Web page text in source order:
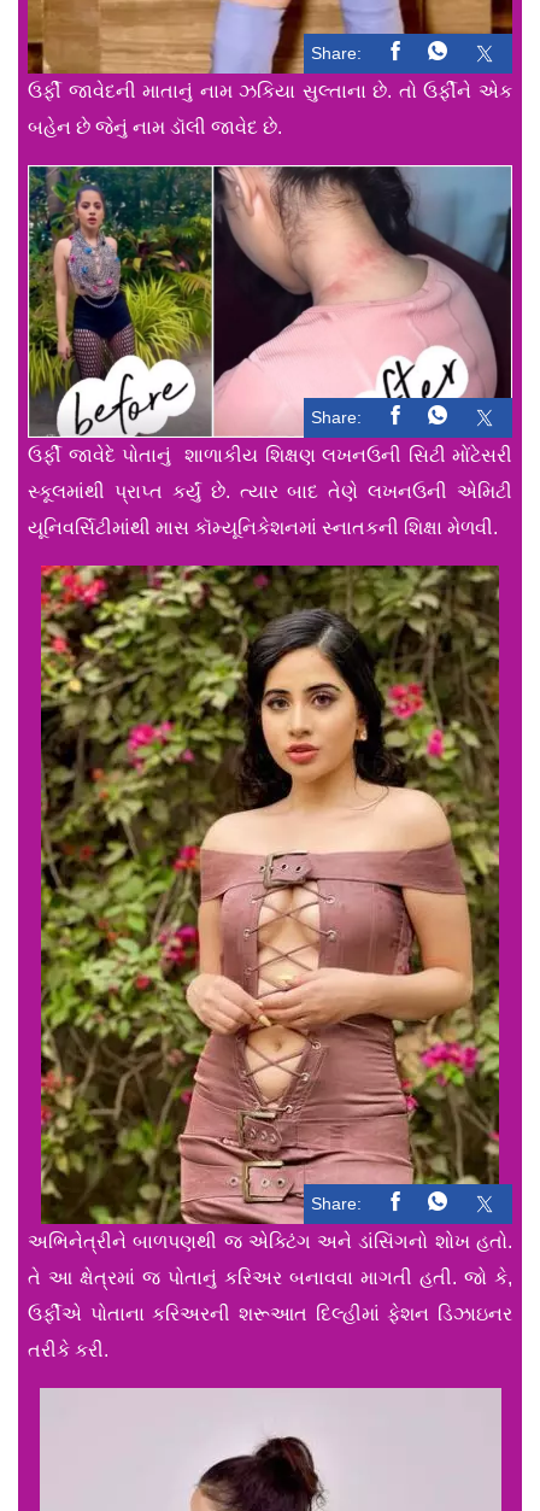
Share:
ઉર્ફી જાવેદની માતાનું નામ ઝકિયા સુલ્તાના છે. તો ઉર્ફીને એક
બહેન છે જેનું નામ ડૉલી જાવેદ છે.
Share:
ઉર્ફી જાવેદે પોતાનું શાળાકીય શિક્ષણ લખનઉની સિટી મોંટેસરી
સ્કૂલમાંથી પ્રાપ્ત કર્યું છે. ત્યાર બાદ તેણે લખનઉની એમિટી
યૂનિવર્સિટીમાંથી માસ કૉમ્યૂનિકેશનમાં સ્નાતકની શિક્ષા મેળવી.
Share:
અભિનેત્રીને બાળપણથી જ એક્ટિંગ અને ડાંસિંગનો શોખ હતો.
તે આ ક્ષેત્રમાં જ પોતાનું કરિઅર બનાવવા માગતી હતી. જો કે,
ઉર્ફીએ પોતાના કરિઅરની શરૂઆત દિલ્હીમાં ફેશન ડિઝાઇનર
તરીકે કરી.